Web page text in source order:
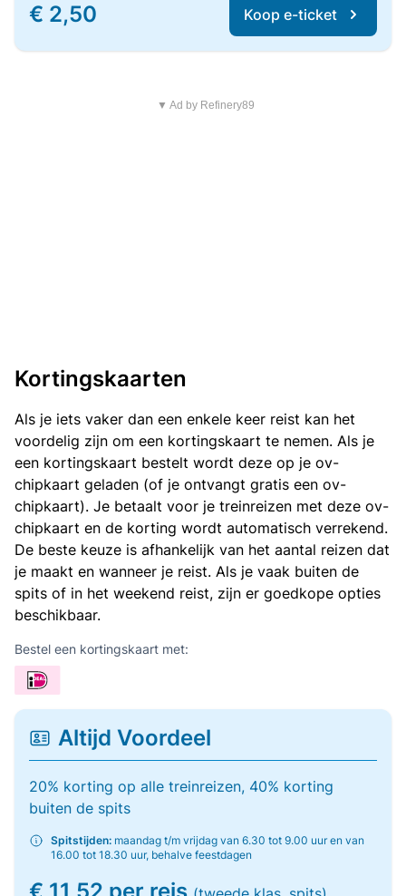
€ 2,50 Koop e-ticket
▼ Ad by Refinery89
Kortingskaarten
Als je iets vaker dan een enkele keer reist kan het
voordelig zijn om een kortingskaart te nemen. Als je
een kortingskaart bestelt wordt deze op je ov-
chipkaart geladen (of je ontvangt gratis een ov-
chipkaart). Je betaalt voor je treinreizen met deze ov-
chipkaart en de korting wordt automatisch verrekend.
De beste keuze is afhankelijk van het aantal reizen dat
je maakt en wanneer je reist. Als je vaak buiten de
spits of in het weekend reist, zijn er goedkope opties
beschikbaar.
Bestel een kortingskaart met:
Altijd Voordeel
20% korting op alle treinreizen, 40% korting
buiten de spits
Spitstijden: maandag t/m vrijdag van 6.30 tot 9.00 uur en van
16.00 tot 18.30 uur, behalve feestdagen